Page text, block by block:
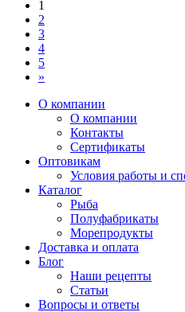
1
2
3
4
5
»
О компании
О компании
Контакты
Сертификаты
Оптовикам
Условия работы и
Каталог
Рыба
Полуфабрикаты
Морепродукты
Доставка и оплата
Блог
Наши рецепты
Статьи
Вопросы и ответы